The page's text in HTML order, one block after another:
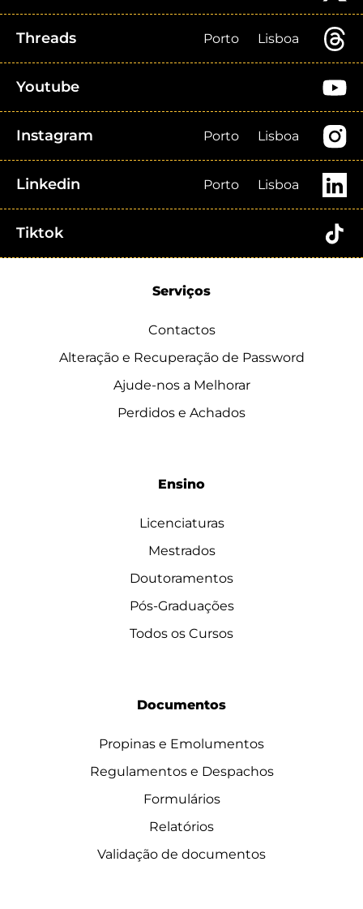
Threads Porto Lisboa
Youtube
Instagram Porto Lisboa
Linkedin Porto Lisboa
Tiktok
Serviços
Contactos
Alteração e Recuperação de Password
Ajude-nos a Melhorar
Perdidos e Achados
Ensino
Licenciaturas
Mestrados
Doutoramentos
Pós-Graduações
Todos os Cursos
Documentos
Propinas e Emolumentos
Regulamentos e Despachos
Formulários
Relatórios
Validação de documentos